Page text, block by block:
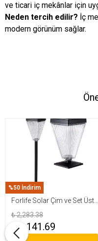
ve ticari iç mekânlar için
Neden tercih edilir? İç
modern görünüm sağlar.
%50 İndirim
Forlife Solar Çim ve Set Üstü
Armatür 15W FL-3283
₺ 2,283.38
₺ 1,141.69